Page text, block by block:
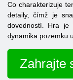
Co charakterizuje
detaily, čímž je
dovedností. Hra je
dynamika pozemku
Zahrajte